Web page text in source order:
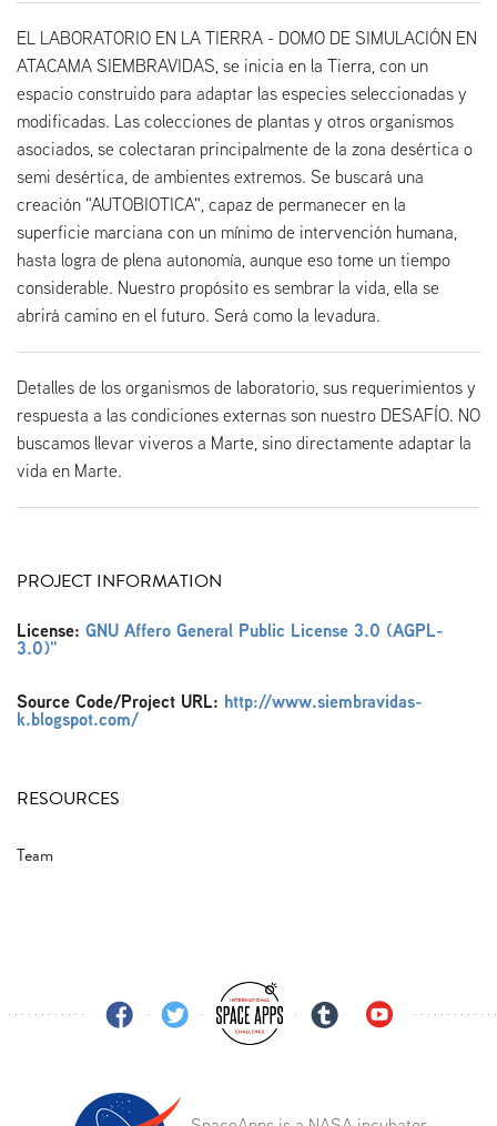
EL LABORATORIO EN LA TIERRA - DOMO DE SIMULACIÓN EN
ATACAMA SIEMBRAVIDAS, se inicia en la Tierra, con un
espacio construido para adaptar las especies seleccionadas y
modificadas. Las colecciones de plantas y otros organismos
asociados, se colectaran principalmente de la zona desértica o
semi desértica, de ambientes extremos. Se buscará una
creación "AUTOBIOTICA", capaz de permanecer en la
superficie marciana con un mínimo de intervención humana,
hasta logra de plena autonomía, aunque eso tome un tiempo
considerable. Nuestro propósito es sembrar la vida, ella se
abrirá camino en el futuro. Será como la levadura.
Detalles de los organismos de laboratorio, sus requerimientos y
respuesta a las condiciones externas son nuestro DESAFÍO. NO
buscamos llevar viveros a Marte, sino directamente adaptar la
vida en Marte.
PROJECT INFORMATION
License: GNU Affero General Public License 3.0 (AGPL-
3.0)"
Source Code/Project URL: http://www.siembravidas-
k.blogspot.com/
RESOURCES
Team